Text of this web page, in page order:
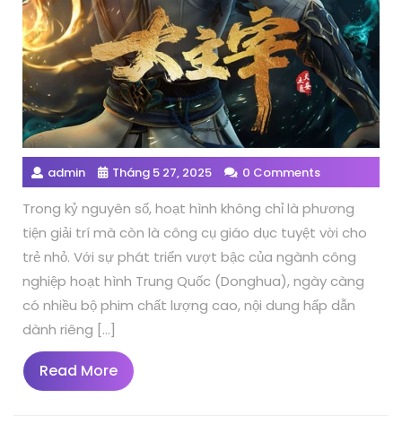
admin Tháng 5 27, 2025 0 Comments
Trong kỷ nguyên số, hoạt hình không chỉ là phương
tiện giải trí mà còn là công cụ giáo dục tuyệt vời cho
trẻ nhỏ. Với sự phát triển vượt bậc của ngành công
nghiệp hoạt hình Trung Quốc (Donghua), ngày càng
có nhiều bộ phim chất lượng cao, nội dung hấp dẫn
dành riêng […]
Read MoreRead
More